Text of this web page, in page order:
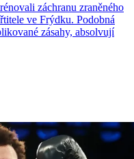
záchranu zraněného
ve Frýdku. Podobná
zásahy, absolvují